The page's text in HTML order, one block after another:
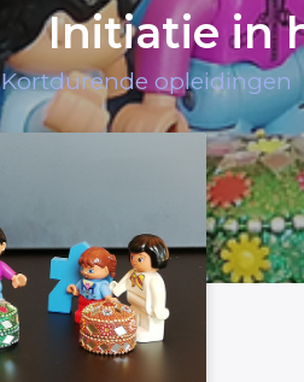
Initiatie in
Kortdurende opleidingen